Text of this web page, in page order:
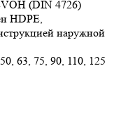
(DIN 4726)
HDPE,
наружной
63, 75, 90, 110, 125